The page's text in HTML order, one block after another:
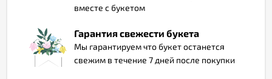
вместе с букетом
Гарантия свежести букета
Мы гарантируем что букет останется
свежим в течение 7 дней после покупки